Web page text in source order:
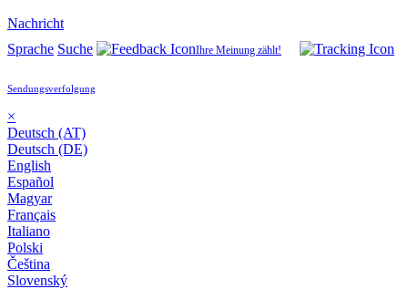
Nachricht
Sprache Suche Ihre Meinung zählt!
Sendungsverfolgung
×
Deutsch (AT)
Deutsch (DE)
English
Español
Magyar
Français
Italiano
Polski
Čeština
Slovenský